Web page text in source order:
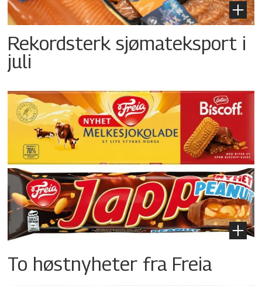
Rekordsterk sjømateksport i
juli
To høstnyheter fra Freia